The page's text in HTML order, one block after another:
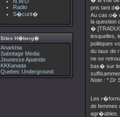
Radio
S�curit�
Sites H�berg�
Anarkhia
Sabotage Media
Jeunesse Apatride
KKKanada
Quebec Underground
pris tant
Au cas o�
la question
�
lesquelles,
politiques
du taux de
ne se
bas� sur le
Note : * Dr
Les
de femmes
agr�ables.